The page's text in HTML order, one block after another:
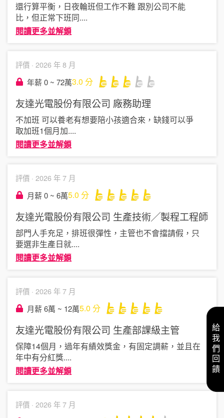
還行算平衡，日夜輪班但工作不難 跟別公司不能
比，但正常下班同....
閱讀更多並解鎖
評價 · 2026 年 8 月
年薪 0 ~ 72萬3.0 分
友達光電股份有限公司 廠務助理
不加班 可以養老有想要陪小孩適合來，缺錢可以爭
取加班1個月加....
閱讀更多並解鎖
評價 · 2026 年 7 月
月薪 0 ~ 6萬5.0 分
友達光電股份有限公司 生產技術╱製程工程師
部門人手充足，排班很彈性，主管也不會擋請假，只
要選非生產日就....
閱讀更多並解鎖
評價 · 2026 年 7 月
月薪 6萬 ~ 12萬5.0 分
友達光電股份有限公司 生產部課級主管
保障14個月，過年有績效獎金，有固定調薪，並且在
年中有分紅獎....
閱讀更多並解鎖
評價 · 2026 年 7 月
給我們回饋